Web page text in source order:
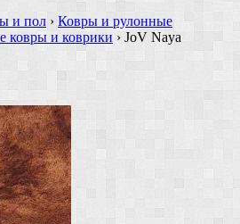
и пол › Ковры и рулонные
ковры и коврики › JoV Naya